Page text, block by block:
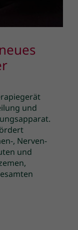
und
, Nerven-
und